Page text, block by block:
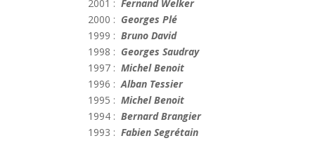
2001 : Fernand Welker
2000 : Georges Plé
1999 : Bruno David
1998 : Georges Saudray
1997 : Michel Benoit
1996 :Alban Tessier
1995 : Michel Benoit
1994 : Bernard Brangier
1993 : Fabien Segrétain